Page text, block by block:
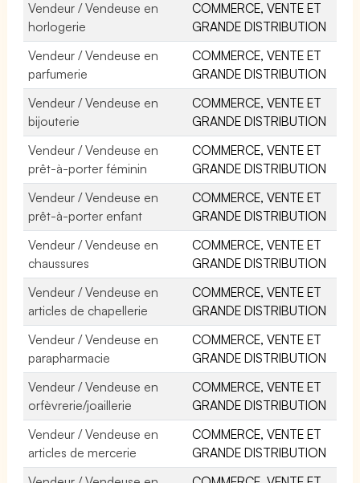
Vendeur / Vendeuse en
horlogerie
COMMERCE, VENTE ET
GRANDE DISTRIBUTION
Vendeur / Vendeuse en
parfumerie
COMMERCE, VENTE ET
GRANDE DISTRIBUTION
Vendeur / Vendeuse en
bijouterie
COMMERCE, VENTE ET
GRANDE DISTRIBUTION
Vendeur / Vendeuse en
prêt-à-porter féminin
COMMERCE, VENTE ET
GRANDE DISTRIBUTION
Vendeur / Vendeuse en
prêt-à-porter enfant
COMMERCE, VENTE ET
GRANDE DISTRIBUTION
Vendeur / Vendeuse en
chaussures
COMMERCE, VENTE ET
GRANDE DISTRIBUTION
Vendeur / Vendeuse en
articles de chapellerie
COMMERCE, VENTE ET
GRANDE DISTRIBUTION
Vendeur / Vendeuse en
parapharmacie
COMMERCE, VENTE ET
GRANDE DISTRIBUTION
Vendeur / Vendeuse en
orfèvrerie/joaillerie
COMMERCE, VENTE ET
GRANDE DISTRIBUTION
Vendeur / Vendeuse en
articles de mercerie
COMMERCE, VENTE ET
GRANDE DISTRIBUTION